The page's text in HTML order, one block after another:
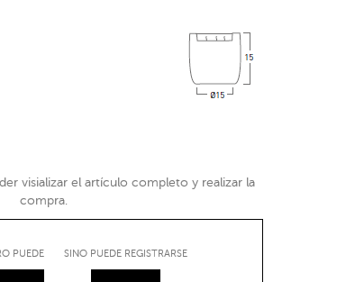
visializar el artículo completo y realizar la
compra.
PUEDE SINO PUEDE REGISTRARSE